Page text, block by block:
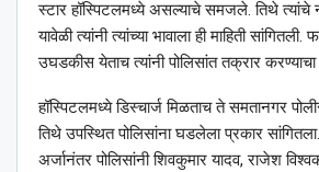
स्टार हॉस्पिटलमध्ये असल्याचे समजले. तिथे त्यांचे
यावेळी त्यांनी त्यांच्या भावाला ही माहिती
उघडकीस येताच त्यांनी पोलिसांत तक्रार करण्याचा
हॉस्पिटलमध्ये डिस्चार्ज मिळताच ते समतानगर
तिथे उपस्थित पोलिसांना घडलेला प्रकार
अर्जानंतर पोलिसांनी शिवकुमार यादव, राजेश